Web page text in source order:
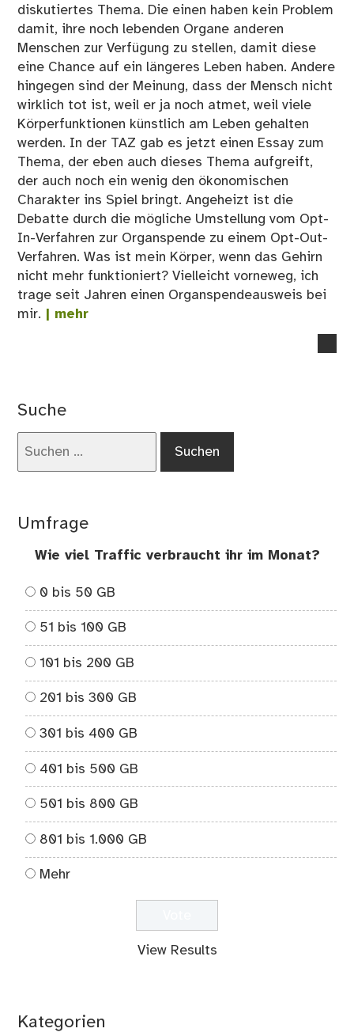
diskutiertes Thema. Die einen haben kein Problem
damit, ihre noch lebenden Organe anderen
Menschen zur Verfügung zu stellen, damit diese
eine Chance auf ein längeres Leben haben. Andere
hingegen sind der Meinung, dass der Mensch nicht
wirklich tot ist, weil er ja noch atmet, weil viele
Körperfunktionen künstlich am Leben gehalten
werden. In der TAZ gab es jetzt einen Essay zum
Thema, der eben auch dieses Thema aufgreift,
der auch noch ein wenig den ökonomischen
Charakter ins Spiel bringt. Angeheizt ist die
Debatte durch die mögliche Umstellung vom Opt-
In-Verfahren zur Organspende zu einem Opt-Out-
Verfahren. Was ist mein Körper, wenn das Gehirn
nicht mehr funktioniert? Vielleicht vorneweg, ich
trage seit Jahren einen Organspendeausweis bei
mir. | mehr
Suche
Umfrage
Wie viel Traffic verbraucht ihr im Monat?
0 bis 50 GB
51 bis 100 GB
101 bis 200 GB
201 bis 300 GB
301 bis 400 GB
401 bis 500 GB
501 bis 800 GB
801 bis 1.000 GB
Mehr
View Results
Kategorien